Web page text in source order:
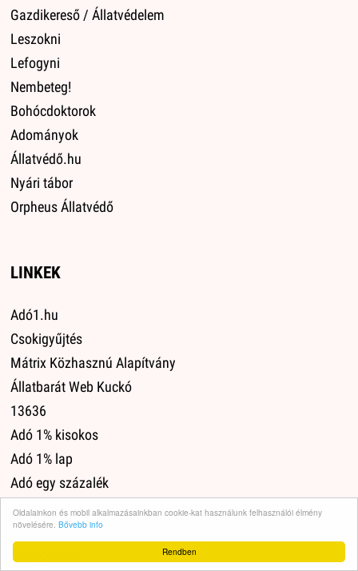
Rendben
Oldalainkon és mobil alkalmazásainkban cookie-kat használunk felhasználói élmény
növelésére. Bővebb info
Gazdikereső / Állatvédelem
Leszokni
Lefogyni
Nembeteg!
Bohócdoktorok
Adományok
Állatvédő.hu
Nyári tábor
Orpheus Állatvédő
LINKEK
Adó1.hu
Csokigyűjtés
Mátrix Közhasznú Alapítvány
Állatbarát Web Kuckó
13636
Adó 1% kisokos
Adó 1% lap
Adó egy százalék
Adó 1% kereső
Szja1